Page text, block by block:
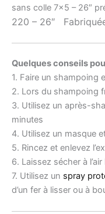
sans colle 7×5 – 26″
220 – 26″
Quelques conseils
1. Faire un shampoing
2. Lors du shampoing
3. Utilisez un après-
minutes
4. Utilisez un masque
5. Rincez et enlevez
6. Laissez sécher à l’air
7. Utilisez un spray
d’un fer à lisser ou à